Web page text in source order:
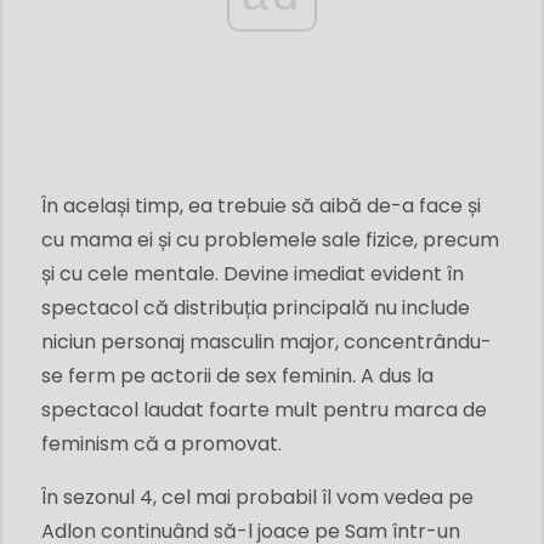
În același timp, ea trebuie să aibă de-a face și
cu mama ei și cu problemele sale fizice, precum
și cu cele mentale. Devine imediat evident în
spectacol că distribuția principală nu include
niciun personaj masculin major, concentrându-
se ferm pe actorii de sex feminin. A dus la
spectacol laudat foarte mult pentru marca de
feminism că a promovat.
În sezonul 4, cel mai probabil îl vom vedea pe
Adlon continuând să-l joace pe Sam într-un